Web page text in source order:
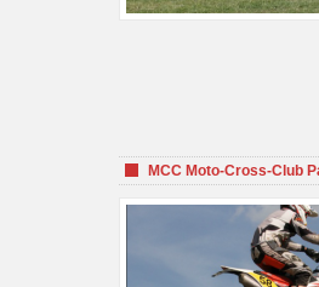
MCC Moto-Cross-Club